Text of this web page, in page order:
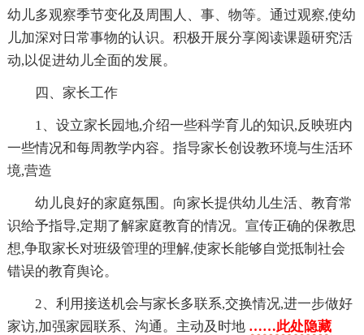
幼儿多观察季节变化及周围人、事、物等。通过观察,使幼
儿加深对日常事物的认识。积极开展分享阅读课题研究活
动,以促进幼儿全面的发展。
四、家长工作
1、设立家长园地,介绍一些科学育儿的知识,反映班内
一些情况和每周教学内容。指导家长创设教环境与生活环
境,营造
幼儿良好的家庭氛围。向家长提供幼儿生活、教育常
识给予指导,定期了解家庭教育的情况。宣传正确的保教思
想,争取家长对班级管理的理解,使家长能够自觉抵制社会
错误的教育舆论。
2、利用接送机会与家长多联系,交换情况,进一步做好
家访,加强家园联系、沟通。主动及时地 ……此处隐藏